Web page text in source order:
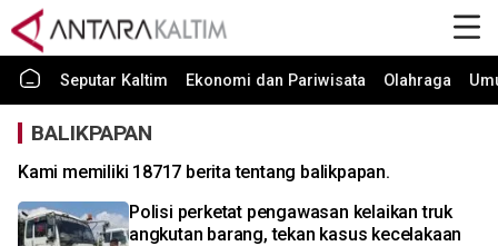
Seputar Kaltim Ekonomi dan Pariwisata Olahraga
BALIKPAPAN
Kami memiliki 18717 berita tentang balikpapan.
Polisi perketat pengawasan kelaikan truk
angkutan barang, tekan kasus kecelakaan